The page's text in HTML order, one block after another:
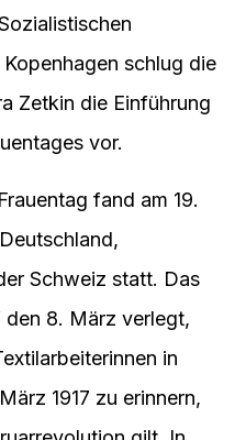
Kopenhagen schlug die
Zetkin die Einführung
vor.
fand am 19.
Schweiz statt. Das
8. März verlegt,
in
1917 zu erinnern,